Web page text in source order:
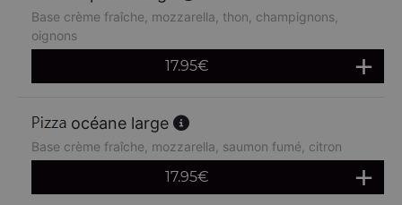
Base crème fraîche, mozzarella, thon, champignons,
oignons
17.95€
océane large
Base crème fraîche, mozzarella, saumon fumé, citron
17.95€